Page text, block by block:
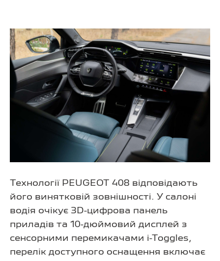
Технології PEUGEOT 408 відповідають
його винятковій зовнішності. У салоні
водія очікує 3D-цифрова панель
приладів та 10-дюймовий дисплей з
сенсорними перемикачами i-Toggles,
перелік доступного оснащення включає